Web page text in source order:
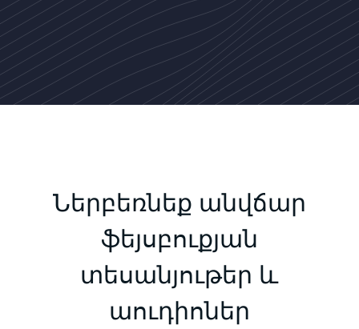
Ներբեռնեք անվճար
ֆեյսբուքյան
տեսանյութեր և
աուդիոներ